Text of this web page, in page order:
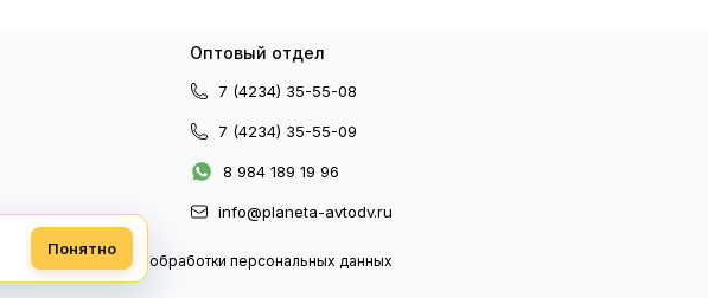
Оптовый отдел
7 (4234) 35-55-08
7 (4234) 35-55-09
8 984 189 19 96
info@planeta-avtodv.ru
Политика обработки персональных данных
Понятно